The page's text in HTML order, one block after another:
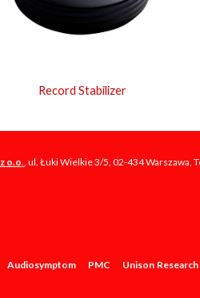
Record Stabilizer
o.o., ul. Łuki Wielkie 3/5, 02-434 Warszawa,
Audiosymptom PMC Unison Research